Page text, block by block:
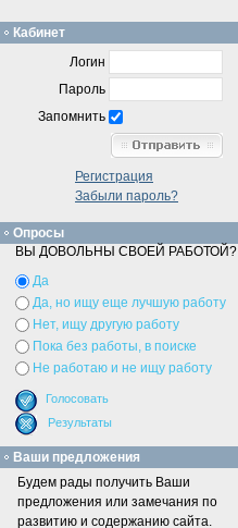
Кабинет
Логин
Пароль
Запомнить
Регистрация
Забыли пароль?
Опросы
ВЫ ДОВОЛЬНЫ СВОЕЙ РАБОТОЙ?
Да
Да, но ищу еще лучшую работу
Нет, ищу другую работу
Пока без работы, в поиске
Не работаю и не ищу работу
Ваши предложения
Будем рады получить Ваши
предложения или замечания по
развитию и содержанию сайта.